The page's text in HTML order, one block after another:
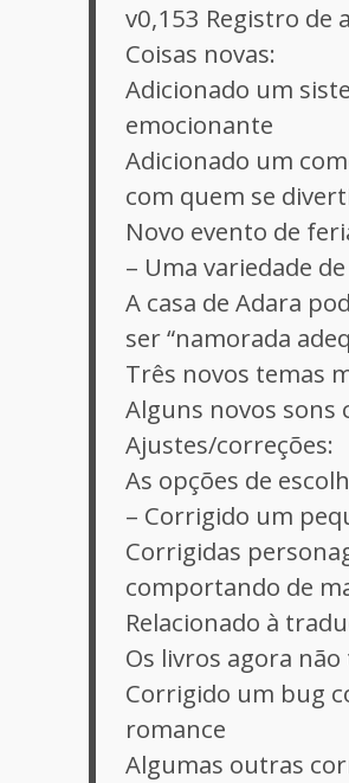
v0,153 Registro de
Coisas novas:
Adicionado um
emocionante
Adicionado um
com quem se
Novo evento de
– Uma variedade
A casa de Adara
ser “namorada
Três novos temas
Alguns novos sons
Ajustes/correções:
As opções de
– Corrigido um
Corrigidas
comportando de
Relacionado à
Os livros agora
Corrigido um bug
romance
Algumas outras